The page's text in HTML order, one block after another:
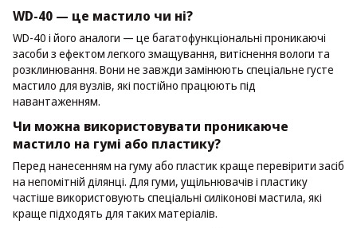
WD-40 — це мастило чи ні?
WD-40 і його аналоги — це багатофункціональні проникаючі
засоби з ефектом легкого змащування, витіснення вологи та
розклинювання. Вони не завжди замінюють спеціальне густе
мастило для вузлів, які постійно працюють під
навантаженням.
Чи можна використовувати проникаюче
мастило на гумі або пластику?
Перед нанесенням на гуму або пластик краще перевірити засіб
на непомітній ділянці. Для гуми, ущільнювачів і пластику
частіше використовують спеціальні силіконові мастила, які
краще підходять для таких матеріалів.